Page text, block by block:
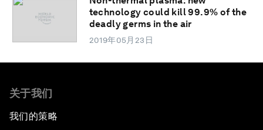
technology could kill 99.9% of the
deadly germs in the air
2019年05月23日
关于我们
我们的策略